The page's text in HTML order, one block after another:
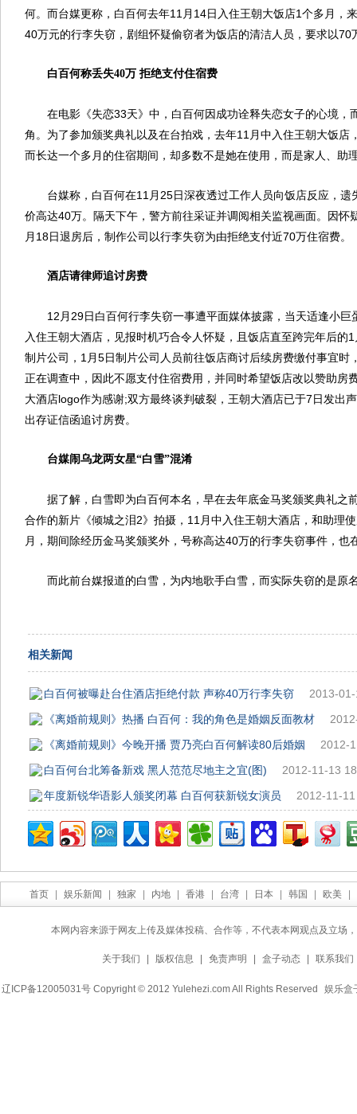
何。而台媒更称，白百何去年11月14日入住王朝大饭店1个多月，
40万元的行李失窃，剧组怀疑偷窃者为饭店的清洁人员，要求以70
白百何称丢失40万 拒绝支付住宿费
在电影《失恋33天》中，白百何因成功诠释失恋女子的心境，
角。为了参加颁奖典礼以及在台拍戏，去年11月中入住王朝大饭店
而长达一个多月的住宿期间，却多数不是她在使用，而是家人、助
台媒称，白百何在11月25日深夜透过工作人员向饭店反应，遗
价高达40万。隔天下午，警方前往采证并调阅相关监视画面。因怀
月18日退房后，制作公司以行李失窃为由拒绝支付近70万住宿费。
酒店请律师追讨房费
12月29日白百何行李失窃一事遭平面媒体披露，当天适逢小
入住王朝大酒店，见报时机巧合令人怀疑，且饭店直至跨完年后的
制片公司，1月5日制片公司人员前往饭店商讨后续房费缴付事宜时
正在调查中，因此不愿支付住宿费用，并同时希望饭店改以赞助房
大酒店logo作为感谢;双方最终谈判破裂，王朝大酒店已于7日发出
出存证信函追讨房费。
台媒闹乌龙两女星“白雪”混淆
据了解，白雪即为白百何本名，早在去年底金马奖颁奖典礼之
合作的新片《倾城之泪2》拍摄，11月中入住王朝大酒店，和助理
月，期间除经历金马奖颁奖外，号称高达40万的行李失窃事件，也
而此前台媒报道的白雪，为内地歌手白雪，而实际失窃的是原
相关新闻
白百何被曝赴台住酒店拒绝付款 声称40万行李失窃
2013-
《离婚前规则》热播 白百何：我的角色是婚姻反面教材
《离婚前规则》今晚开播 贾乃亮白百何解读80后婚姻
2012-
白百何台北筹备新戏 黑人范范尽地主之宜(图)
2012-11-13
年度新锐华语影人颁奖闭幕 白百何获新锐女演员
2012-11-
首页 娱乐新闻 独家 内地 香港 台湾 日本 韩国 欧美
本网内容来源于网友上传及媒体投稿、合作等，不代表本网观点及立场
关于我们 版权信息 免责声明 盒子动态 联系我们
辽ICP备12005031号 Copyright © 2012 Yulehezi.com All Rights Reserved 娱乐盒